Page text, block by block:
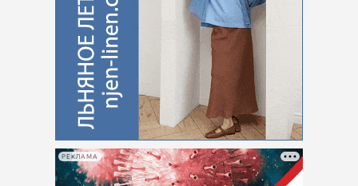
РЕКЛАМА